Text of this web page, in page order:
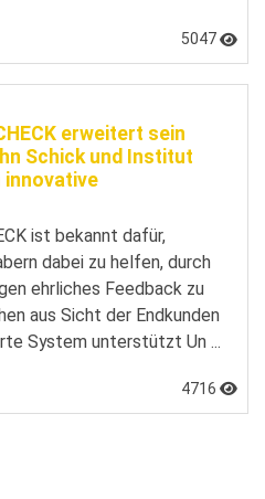
5047
erweitert sein
Schick und Institut
innovative
ist bekannt dafür,
dabei zu helfen, durch
ehrliches Feedback zu
aus Sicht der Endkunden
System unterstützt Un ...
4716